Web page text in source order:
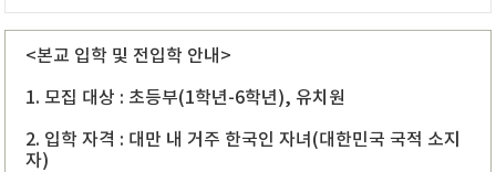
<본교 입학 및 전입학 안내>
1. 모집 대상 : 초등부(1학년-6학년), 유치원
2. 입학 자격 : 대만 내 거주 한국인 자녀(대한민국 국적 소지
자)